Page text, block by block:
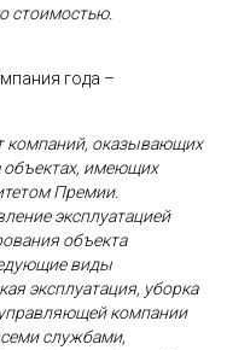
стоимостью.
года –
компаний, оказывающих
объектах, имеющих
Премии.
эксплуатацией
объекта
виды
эксплуатация, уборка
компании
службами,